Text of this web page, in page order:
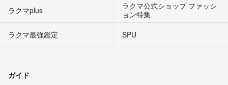
ラクマplus
ラクマ公式ショップ ファッシ
ョン特集
ラクマ最強鑑定
SPU
ガイド